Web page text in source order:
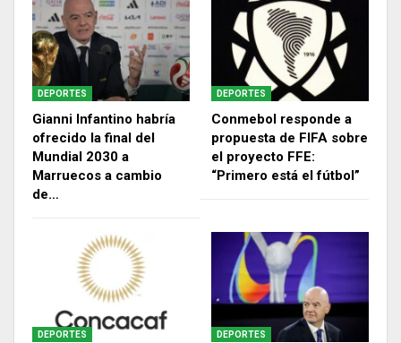
DEPORTES
Gianni Infantino habría
ofrecido la final del
Mundial 2030 a
Marruecos a cambio
de…
DEPORTES
Conmebol responde a
propuesta de FIFA sobre
el proyecto FFE:
“Primero está el fútbol”
DEPORTES DEPORTES